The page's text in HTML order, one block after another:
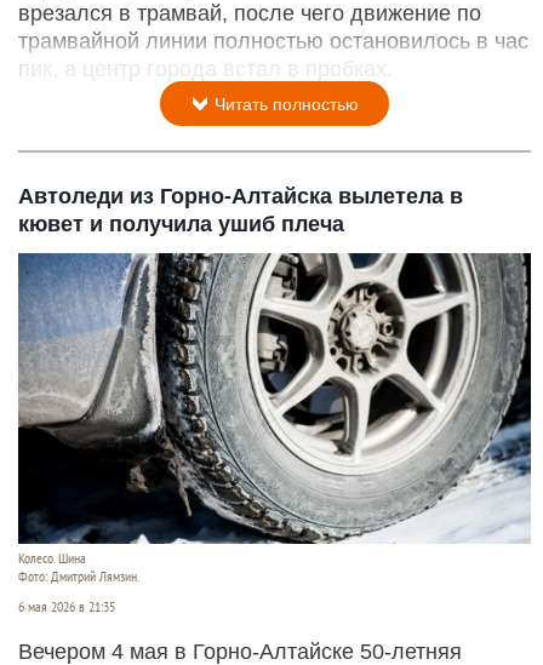
врезался в трамвай, после чего движение по
трамвайной линии полностью остановилось в час
пик, а центр города встал в пробках.
Читать полностью
Автоледи из Горно-Алтайска вылетела в
кювет и получила ушиб плеча
Колесо. Шина
Фото: Дмитрий Лямзин.
6 мая 2026 в 21:35
Вечером 4 мая в Горно-Алтайске 50-летняя